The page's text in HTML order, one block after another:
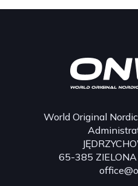
World Original
65-385 ZIELONA